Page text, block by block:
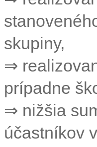
skupiny,
⇒
prípadne
⇒ nižšia
účastníkov